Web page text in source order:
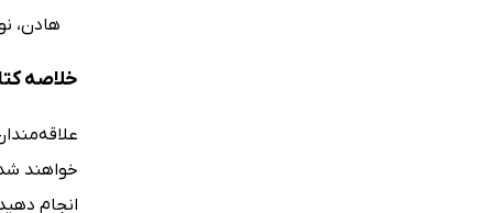
هادن،
خلاصه
خواهند
انجام